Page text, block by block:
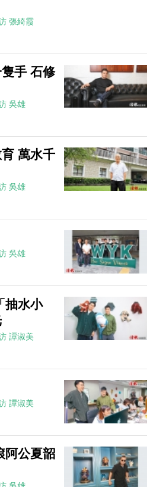
張綺霞
手 石修
吳雄
萬水千
吳雄
吳雄
抽水小
譚淑美
譚淑美
阿公夏韶